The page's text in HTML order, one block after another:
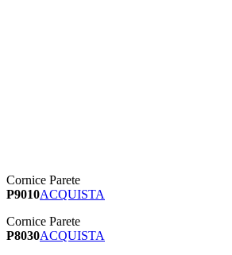
Cornice Parete
P9010ACQUISTA
Cornice Parete
P8030ACQUISTA